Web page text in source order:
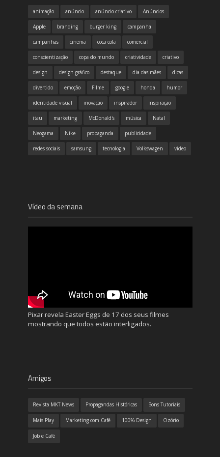
animação anúncio anúncio criativo Anúncios
Apple branding burger king campanha
campanhas cinema coca cola comercial
conscientização copa do mundo criatividade criativo
design design gráfico destaque dia das mães dicas
divertido emoção Filme google honda humor
identidade visual inovação inspirador inspiração
itau marketing McDonald's música Natal
Neogama Nike propaganda publicidade
redes sociais samsung tecnologia Volkswagen vídeo
Vídeo da semana
Pixar revela Easter Eggs de 17 dos seus filmes
mostrando que todos estão interligados.
Amigos
Revista MKT News Propagandas Históricas Bons Tutoriais
Mais Play Marketing com Café 100% Design Ozório
Job e Café